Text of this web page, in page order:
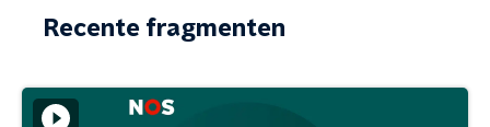
Recente fragmenten